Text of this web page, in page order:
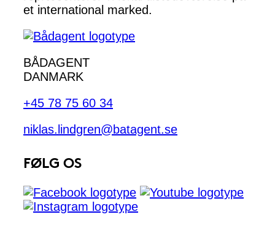
et international marked.
BÅDAGENT
DANMARK
+45 78 75 60 34
niklas.lindgren@batagent.se
FØLG OS